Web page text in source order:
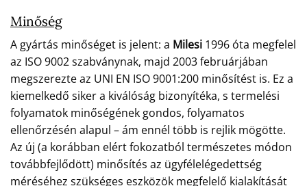
Minőség
A gyártás minőséget is jelent: a Milesi 1996 óta megfelel
az ISO 9002 szabványnak, majd 2003 februárjában
megszerezte az UNI EN ISO 9001:200 minősítést is. Ez a
kiemelkedő siker a kiválóság bizonyítéka, s termelési
folyamatok minőségének gondos, folyamatos
ellenőrzésén alapul – ám ennél több is rejlik mögötte.
Az új (a korábban elért fokozatból természetes módon
továbbfejlődött) minősítés az ügyfélelégedettség
méréséhez szükséges eszközök megfelelő kialakítását